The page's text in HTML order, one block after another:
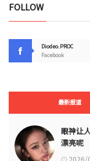
FOLLOW
Diodeo.PROC
Facebook
最新报道
眼神让
漂亮呢